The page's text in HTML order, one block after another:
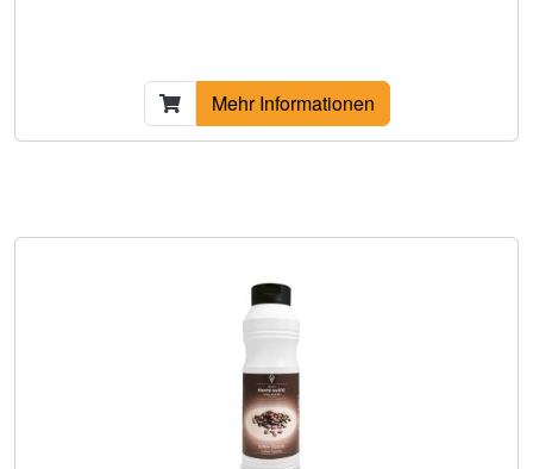
Mehr Informationen